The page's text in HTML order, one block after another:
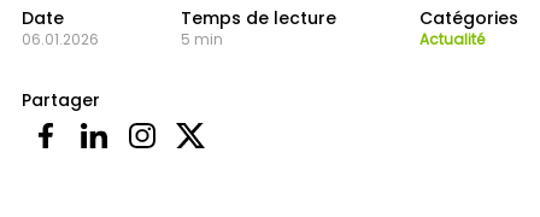
Date
06.01.2026
Temps de lecture
5 min
Catégories
Actualité
Partager